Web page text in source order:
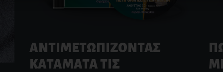
ΑΝΤΙΜΕΤΩΠΙΖΟΝΤΑΣ
ΚΑΤΑΜΑΤΑ ΤΙΣ